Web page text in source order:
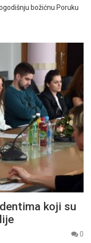
božićnu Poruku
koji su
0